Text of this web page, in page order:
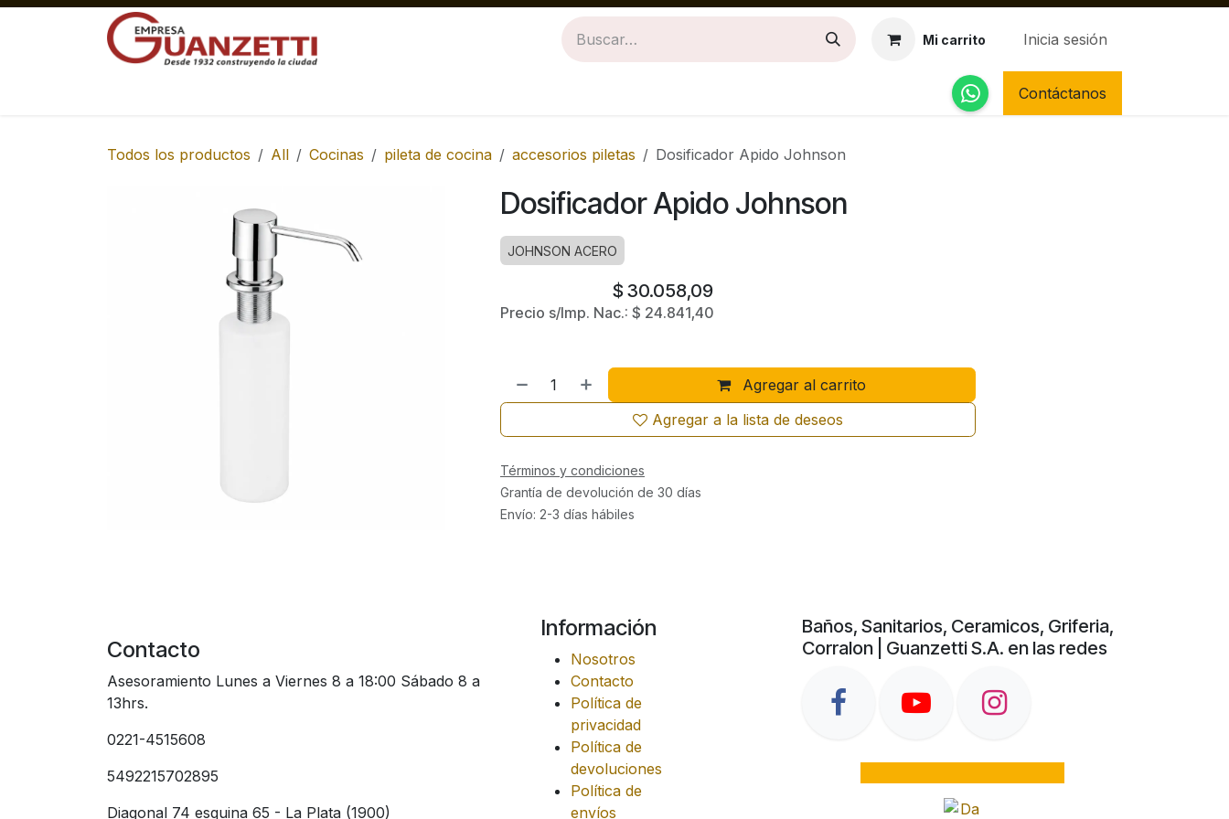
Ir al contenido
Mi carrito Inicia sesión
Contáctanos
Todos los productos All Cocinas pileta de cocina accesorios piletas Dosificador Apido Johnson
Dosificador Apido Johnson
JOHNSON ACERO
$ 30.058,09
Precio s/Imp. Nac.: $ 24.841,40
Agregar al carrito
Agregar a la lista de deseos
Términos y condiciones
Grantía de devolución de 30 días
Envío: 2-3 días hábiles
Contacto
Asesoramiento Lunes a Viernes 8 a 18:00 Sábado 8 a
13hrs.
0221-4515608
5492215702895
Diagonal 74 esquina 65 - La Plata (1900)
Información
Nosotros
Contacto
Política de
privacidad
Política de
devoluciones
Política de
envíos
Baños, Sanitarios, Ceramicos, Griferia,
Corralon | Guanzetti S.A. en las redes